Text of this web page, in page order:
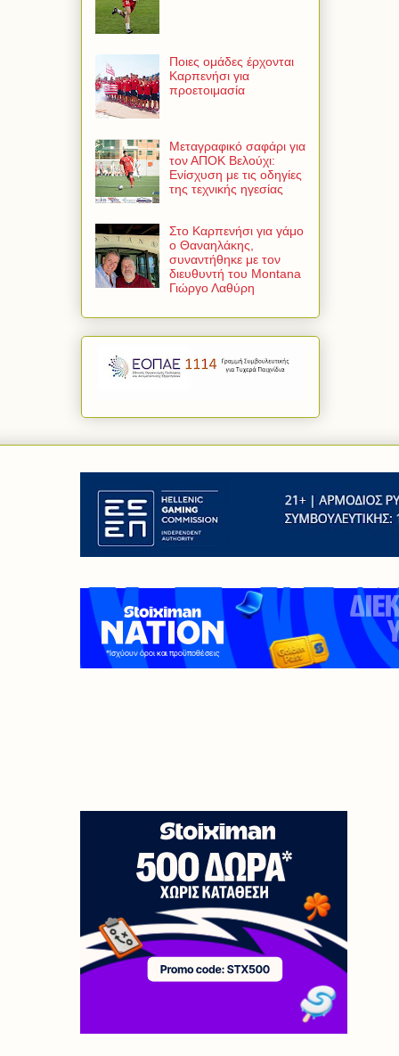
Ποιες ομάδες έρχονται
Καρπενήσι για
προετοιμασία
Μεταγραφικό σαφάρι για
τον ΑΠΟΚ Βελούχι:
Ενίσχυση με τις οδηγίες
της τεχνικής ηγεσίας
Στο Καρπενήσι για γάμο
ο Θαναηλάκης,
συναντήθηκε με τον
διευθυντή του Montana
Γιώργο Λαθύρη